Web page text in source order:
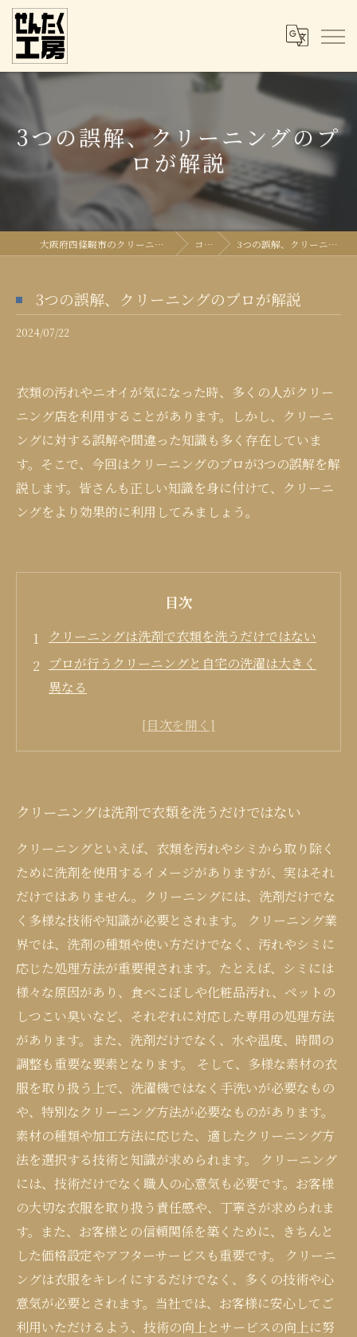
3つの誤解、クリーニングのプ
ロが解説
大阪府四條畷市のクリーニングならせんたく工房 コラム 3つの誤解、クリーニングのプロが解説
3つの誤解、クリーニングのプロが解説
2024/07/22
衣類の汚れやニオイが気になった時、多くの人がクリー
ニング店を利用することがあります。しかし、クリーニ
ングに対する誤解や間違った知識も多く存在していま
す。そこで、今回はクリーニングのプロが3つの誤解を解
説します。皆さんも正しい知識を身に付けて、クリーニ
ングをより効果的に利用してみましょう。
目次
クリーニングは洗剤で衣類を洗うだけではない
プロが行うクリーニングと自宅の洗濯は大きく
異なる
クリーニングは洗剤で衣類を洗うだけではない
クリーニングといえば、衣類を汚れやシミから取り除く
ために洗剤を使用するイメージがありますが、実はそれ
だけではありません。クリーニングには、洗剤だけでな
く多様な技術や知識が必要とされます。 クリーニング業
界では、洗剤の種類や使い方だけでなく、汚れやシミに
応じた処理方法が重要視されます。たとえば、シミには
様々な原因があり、食べこぼしや化粧品汚れ、ペットの
しつこい臭いなど、それぞれに対応した専用の処理方法
があります。また、洗剤だけでなく、水や温度、時間の
調整も重要な要素となります。 そして、多様な素材の衣
服を取り扱う上で、洗濯機ではなく手洗いが必要なもの
や、特別なクリーニング方法が必要なものがあります。
素材の種類や加工方法に応じた、適したクリーニング方
法を選択する技術と知識が求められます。 クリーニング
には、技術だけでなく職人の心意気も必要です。お客様
の大切な衣服を取り扱う責任感や、丁寧さが求められま
す。また、お客様との信頼関係を築くために、きちんと
した価格設定やアフターサービスも重要です。 クリーニ
ングは衣服をキレイにするだけでなく、多くの技術や心
意気が必要とされます。当社では、お客様に安心してご
利用いただけるよう、技術の向上とサービスの向上に努